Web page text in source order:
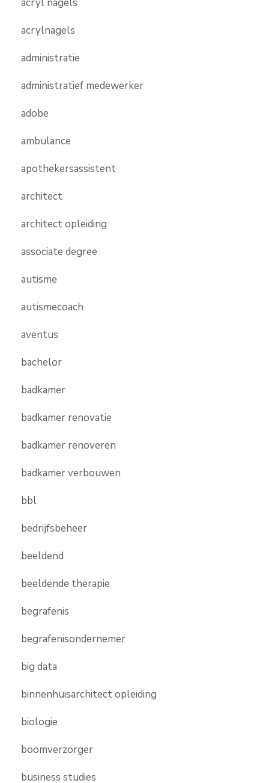
acrylnagels
administratie
administratief medewerker
adobe
ambulance
apothekersassistent
architect
architect opleiding
associate degree
autisme
autismecoach
aventus
bachelor
badkamer
badkamer renovatie
badkamer renoveren
badkamer verbouwen
bbl
bedrijfsbeheer
beeldend
beeldende therapie
begrafenis
begrafenisondernemer
big data
binnenhuisarchitect opleiding
biologie
boomverzorger
business studies